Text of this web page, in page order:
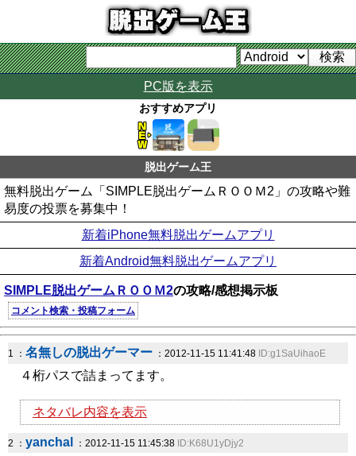
PC版を表示
おすすめアプリ
脱出ゲーム王
無料脱出ゲーム「SIMPLE脱出ゲームＲＯＯＭ2」の攻略や難
易度の投票を募集中！
新着iPhone無料脱出ゲームアプリ
新着Android無料脱出ゲームアプリ
SIMPLE脱出ゲームＲＯＯＭ2の攻略/感想掲示板
コメント検索・投稿フォーム
1 ： 名無しの脱出ゲーマー ：2012-11-15 11:41:48 ID:g1SaUihaoE
４桁パスで詰まってます。
ネタバレ内容を表示
2 ： yanchal ：2012-11-15 11:45:38 ID:K68U1yDjy2